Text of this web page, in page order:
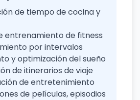
de tiempo de cocina y
entrenamiento de fitness
por intervalos
y optimización del sueño
de itinerarios de viaje
de entretenimiento
de películas, episodios